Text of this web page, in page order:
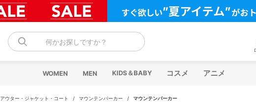
何かお探しですか？
WOMEN MEN KIDS＆BABY コスメ アニメ
アウター・ジャケット・コート / マウンテンパーカー / マウンテンパーカー